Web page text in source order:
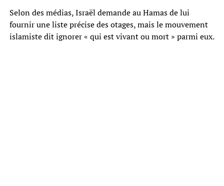
Selon des médias, Israël demande au Hamas de lui
fournir une liste précise des otages, mais le mouvement
islamiste dit ignorer « qui est vivant ou mort » parmi eux.